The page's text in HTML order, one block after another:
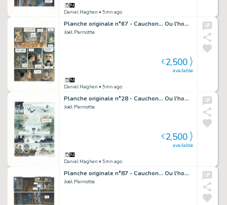
Daniel Maghen • 5mn ago
Planche originale n°67 - Cauchon... Ou l'homme qui tua Jeanne d'Arc
Joël Parnotte
Daniel Maghen • 5mn ago
available
€2,500
Planche originale n°28 - Cauchon... Ou l'homme qui tua Jeanne d'Arc
Joël Parnotte
Daniel Maghen • 5mn ago
available
€2,500
Planche originale n°87 - Cauchon... Ou l'homme qui tua Jeanne d'Arc
Joël Parnotte